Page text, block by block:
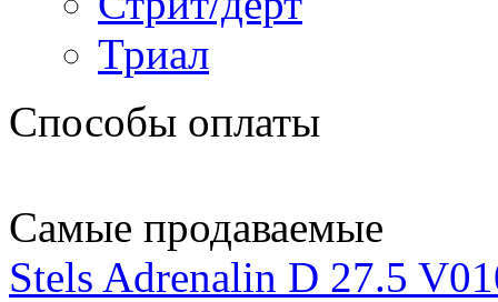
Триал
Способы оплаты
Самые продаваемые
Stels Adrenalin D 27.5